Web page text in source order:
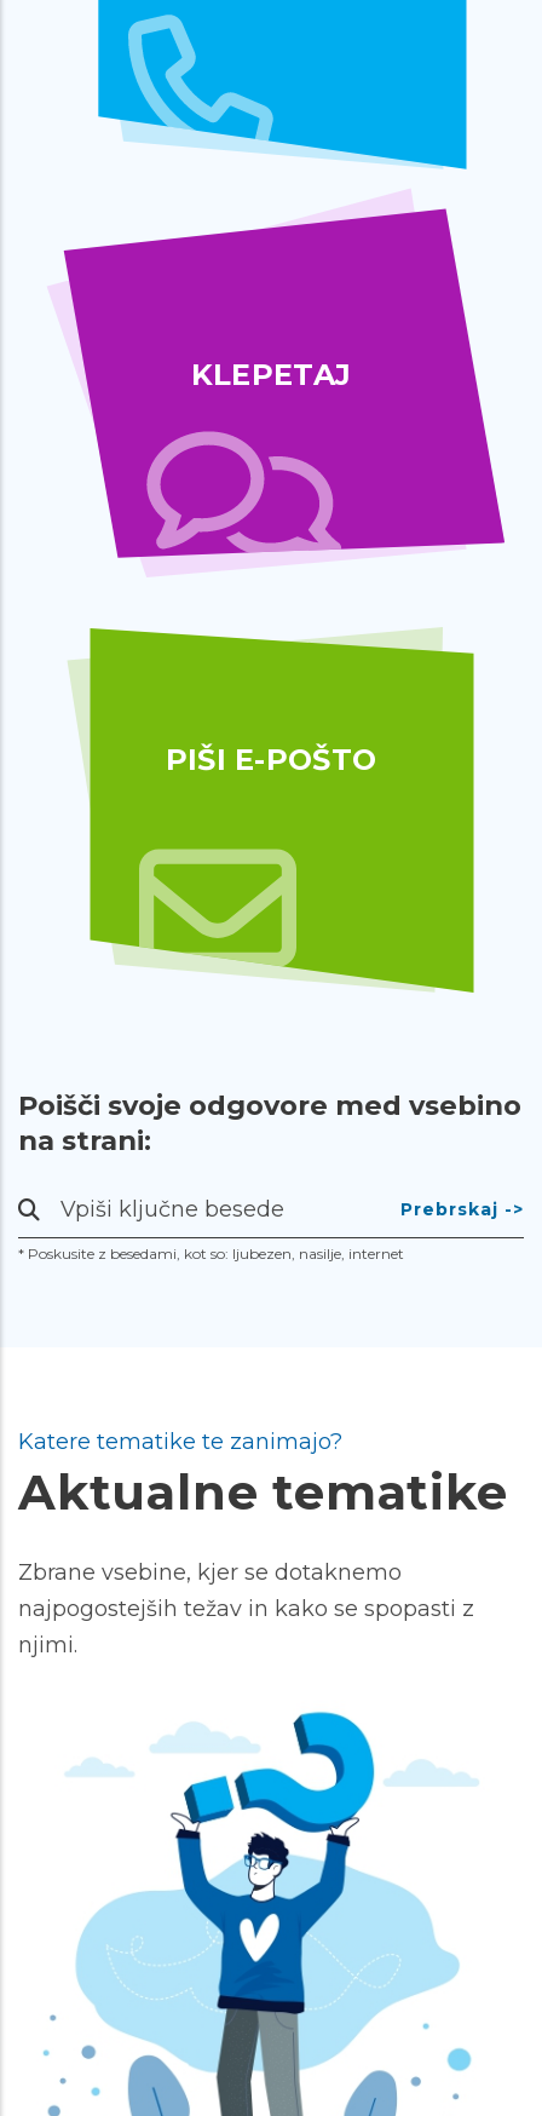
KLEPETAJ
PIŠI E-POŠTO
Poišči svoje odgovore med vsebino
na strani:
Prebrskaj
-
* Poskusite z besedami, kot so: ljubezen, nasilje, internet
Katere tematike te zanimajo?
Aktualne tematike
Zbrane vsebine, kjer se dotaknemo
najpogostejših težav in kako se spopasti z
njimi.